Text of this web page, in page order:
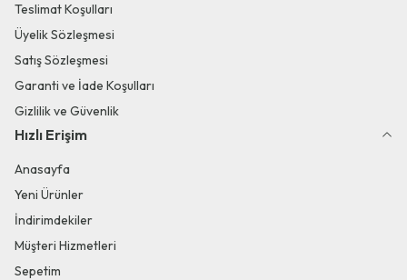
Teslimat Koşulları
Üyelik Sözleşmesi
Satış Sözleşmesi
Garanti ve İade Koşulları
Gizlilik ve Güvenlik
Hızlı Erişim
Anasayfa
Yeni Ürünler
İndirimdekiler
Müşteri Hizmetleri
Sepetim